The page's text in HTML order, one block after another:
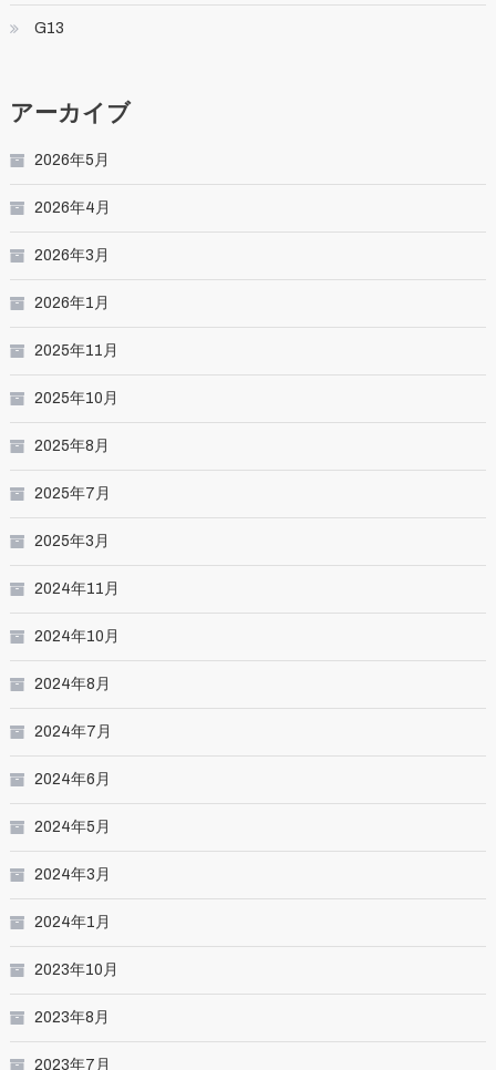
G13
アーカイブ
2026年5月
2026年4月
2026年3月
2026年1月
2025年11月
2025年10月
2025年8月
2025年7月
2025年3月
2024年11月
2024年10月
2024年8月
2024年7月
2024年6月
2024年5月
2024年3月
2024年1月
2023年10月
2023年8月
2023年7月